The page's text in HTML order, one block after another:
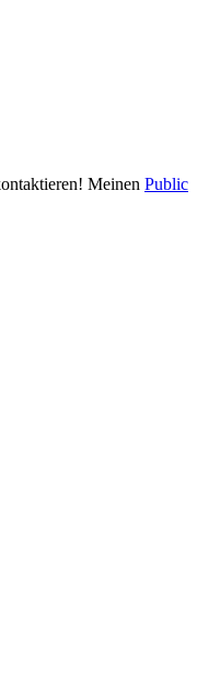
Meinen Public